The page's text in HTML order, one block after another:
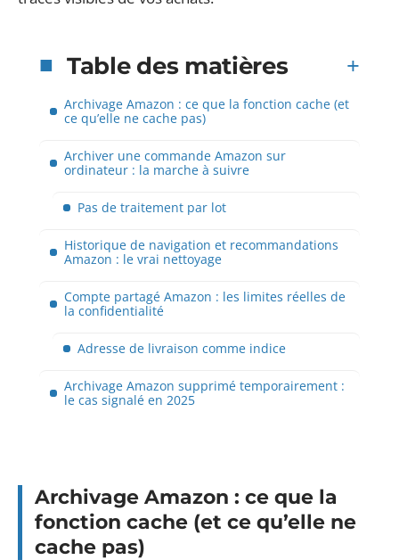
Table des matières
Archivage Amazon : ce que la fonction cache (et
ce qu’elle ne cache pas)
Archiver une commande Amazon sur
ordinateur : la marche à suivre
Pas de traitement par lot
Historique de navigation et recommandations
Amazon : le vrai nettoyage
Compte partagé Amazon : les limites réelles de
la confidentialité
Adresse de livraison comme indice
Archivage Amazon supprimé temporairement :
le cas signalé en 2025
Archivage Amazon : ce que la
fonction cache (et ce qu’elle ne
cache pas)